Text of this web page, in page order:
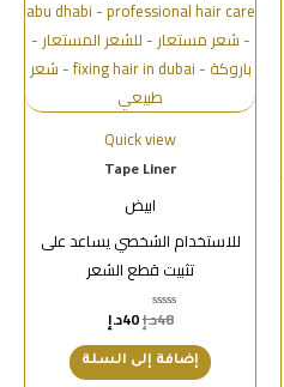
Quick view
Tape Liner
ابيض
للاستخدام الشخصي يساعد على
تثبيت قطع الشعر
تم
التقييم
0
من
48د.إ40د.إ
إضافة إلى السلة